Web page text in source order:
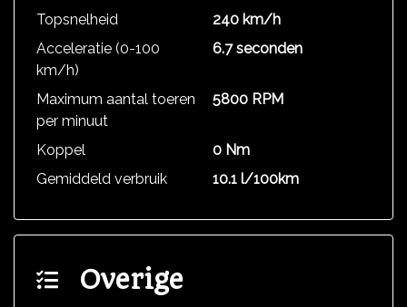
Topsnelheid
240 km/h
Acceleratie (0-100
km/h)
6.7 seconden
Maximum aantal toeren
per minuut
5800 RPM
Koppel
0 Nm
Gemiddeld verbruik
10.1 l/100km
Overige